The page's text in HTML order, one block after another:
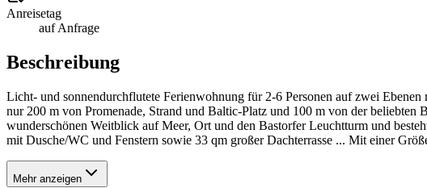
Anreisetag
auf Anfrage
Beschreibung
Licht- und sonnendurchflutete Ferienwohnung für 2-6 Personen auf zwei
nur 200 m von Promenade, Strand und Baltic-Platz und 100 m von der
wunderschönen Weitblick auf Meer, Ort und den Bastorfer Leuchtturm und
mit Dusche/WC und Fenstern sowie 33 qm großer Dachterrasse ... Mit einer
Mehr anzeigen